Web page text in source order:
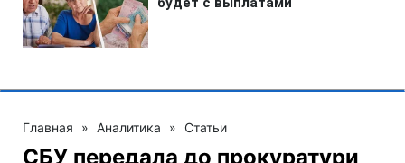
Главная » Аналитика » Статьи
СБУ передала до прокуратури